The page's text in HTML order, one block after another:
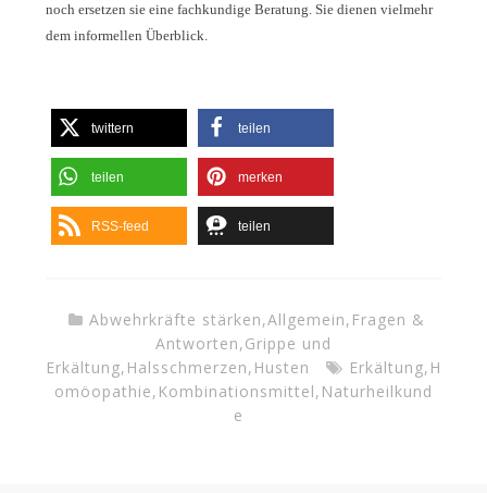
noch ersetzen sie eine fachkundige Beratung. Sie dienen vielmehr
dem informellen Überblick.
twittern teilen
teilen merken
RSS-feed teilen
Abwehrkräfte stärken,Allgemein, Fragen &
Antworten,Grippe und
Erkältung, Halsschmerzen, Husten Erkältung, H
omöopathie, Kombinationsmittel, Naturheilkund
e